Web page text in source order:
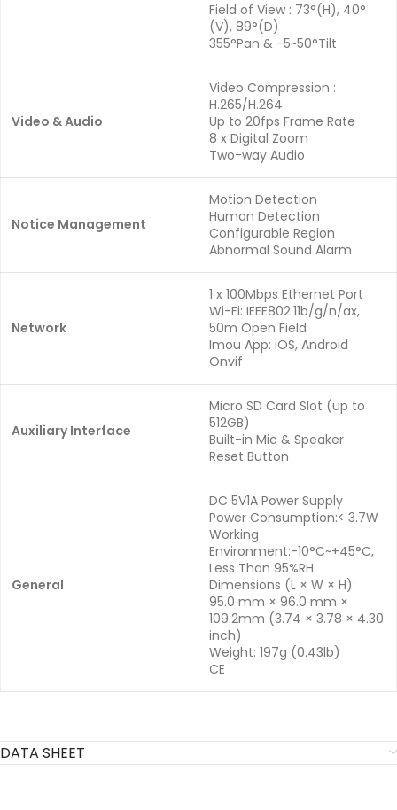
Field of View : 73°(H), 40°
(V), 89°(D)
355°Pan & -5~50°Tilt
Video & Audio
Video Compression :
H.265/H.264
Up to 20fps Frame Rate
8 x Digital Zoom
Two-way Audio
Notice Management
Motion Detection
Human Detection
Configurable Region
Abnormal Sound Alarm
Network
1 x 100Mbps Ethernet Port
Wi-Fi: IEEE802.11b/g/n/ax,
50m Open Field
Imou App: iOS, Android
Onvif
Auxiliary Interface
Micro SD Card Slot (up to
512GB)
Built-in Mic & Speaker
Reset Button
General
DC 5V1A Power Supply
Power Consumption:< 3.7W
Working
Environment:-10°C~+45°C,
Less Than 95%RH
Dimensions (L × W × H):
95.0 mm × 96.0 mm ×
109.2mm (3.74 × 3.78 × 4.30
inch)
Weight: 197g (0.43lb)
CE
DATA SHEET